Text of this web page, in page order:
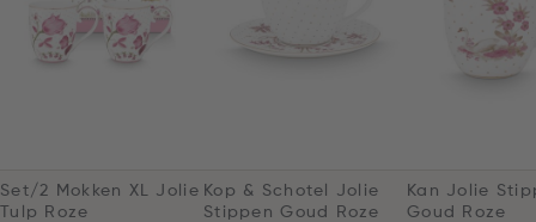
Set/2 Mokken XL Jolie
Tulp Roze
Kop & Schotel Jolie
Stippen Goud Roze
Kan Jolie
Goud Roze